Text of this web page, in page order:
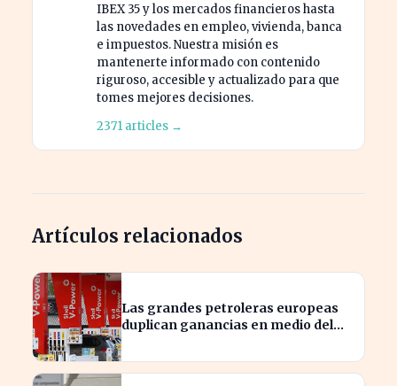
IBEX 35 y los mercados financieros hasta
las novedades en empleo, vivienda, banca
e impuestos. Nuestra misión es
mantenerte informado con contenido
riguroso, accesible y actualizado para que
tomes mejores decisiones.
2371 articles →
Artículos relacionados
Las grandes petroleras europeas
duplican ganancias en medio del